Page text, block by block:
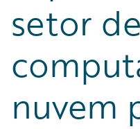
setor de
nuvem